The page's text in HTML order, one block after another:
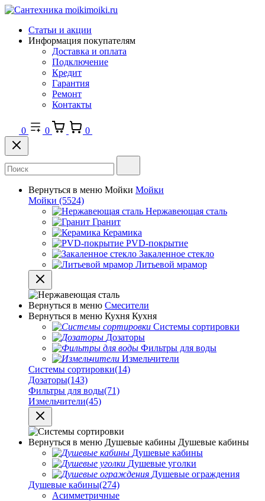
Статьи и акции
Информация покупателям
Доставка и оплата
Подключение
Кредит
Гарантия
Ремонт
Контакты
0 0 0
Вернуться в меню Мойки Мойки
Мойки (5524)
Нержавеющая сталь
Гранит
Керамика
PVD-покрытие
Закаленное стекло
Литьевой мрамор
Вернуться в меню Смесители
Вернуться в меню Кухня Кухня
Системы сортировки
Дозаторы
Фильтры для воды
Измельчители
Системы сортировки(14)
Дозаторы(143)
Фильтры для воды(71)
Измельчители(45)
Вернуться в меню Душевые кабины Душевые кабины
Душевые кабины
Душевые уголки
Душевые ограждения
Душевые кабины(274)
Асимметричные